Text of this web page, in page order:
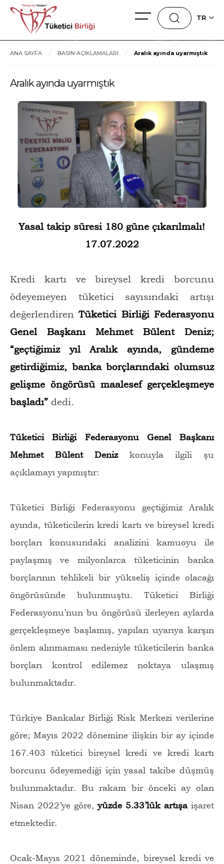
TR
ANA SAYFA BASIN AÇIKLAMALARI Aralık ayında uyarmıştık
Aralık ayında uyarmıştık
Yasal takip süresi 180 güne çıkarılmalı!
17.07.2022
Kredi kartı ve bireysel kredi borcunu
ödeyemeyen tüketici sayısındaki artışı
değerlendirenTüketici Birliği Federasyonu
Genel Başkanı Mehmet Bülent Deniz;
“geçtiğimiz yıl Aralık ayında, gündeme
getirdiğimiz, banka borçlarındaki olumsuz
gelişme öngörüsü maalesef gerçekleşmeye
başladı” dedi.
Tüketici Birliği Federasyonu Genel Başkanı
Mehmet Bülent Denizkonuyla ilgili şu
açıklamayı yapmıştır:
Tüketici Birliği Federasyonu geçtiğimiz Aralık
ayında, tüketicilerin kredi kartı ve bireysel kredi
borçları konusundaki analizini kamuoyu ile
paylaşmış ve milyonlarca tüketicinin banka
borçlarının tehlikeli bir yükseliş içinde olacağı
öngörüsünde bulunmuştu. Tüketici Birliği
Federasyonu’nun bu öngörüsü ilerleyen aylarda
gerçekleşmeye başlamış, yapılan uyarıya karşın
önlem alınmaması nedeniyle tüketicilerin banka
borçları kontrol edilemez noktaya ulaşmış
bulunmaktadır.
Türkiye Bankalar Birliği Risk Merkezi verilerine
göre; Mayıs 2022 dönemine ilişkin bir ay içinde
167.403 tüketici bireysel kredi ve kredi kartı
borcunu ödeyemediği için yasal takibe düşmüş
bulunmaktadır. Bu rakam bir önceki ay olan
Nisan 2022’ye göre,yüzde 5.33’lük artışaişaret
etmektedir.
Ocak-Mayıs 2021 döneminde, bireysel kredi ve